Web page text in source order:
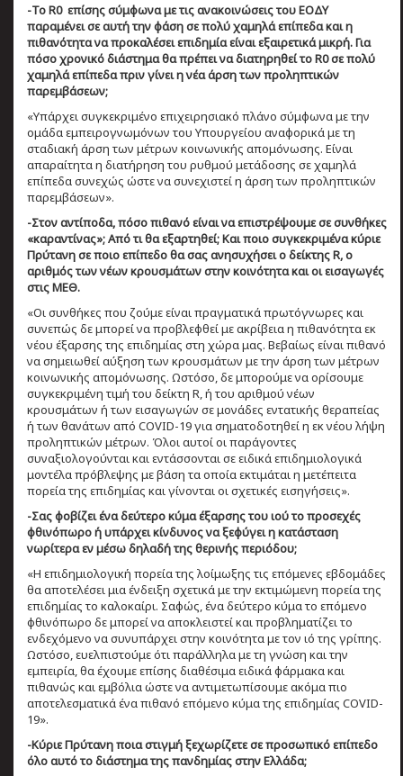
-Το R0 επίσης σύμφωνα με τις ανακοινώσεις του ΕΟΔΥ
παραμένει σε αυτή την φάση σε πολύ χαμηλά επίπεδα και η
πιθανότητα να προκαλέσει επιδημία είναι εξαιρετικά μικρή. Για
πόσο χρονικό διάστημα θα πρέπει να διατηρηθεί το R0 σε πολύ
χαμηλά επίπεδα πριν γίνει η νέα άρση των προληπτικών
παρεμβάσεων;
«Υπάρχει συγκεκριμένο επιχειρησιακό πλάνο σύμφωνα με την
ομάδα εμπειρογνωμόνων του Υπουργείου αναφορικά με τη
σταδιακή άρση των μέτρων κοινωνικής απομόνωσης. Είναι
απαραίτητα η διατήρηση του ρυθμού μετάδοσης σε χαμηλά
επίπεδα συνεχώς ώστε να συνεχιστεί η άρση των προληπτικών
παρεμβάσεων».
-Στον αντίποδα, πόσο πιθανό είναι να επιστρέψουμε σε συνθήκες
«καραντίνας»; Από τι θα εξαρτηθεί; Και ποιο συγκεκριμένα κύριε
Πρύτανη σε ποιο επίπεδο θα σας ανησυχήσει ο δείκτης R, ο
αριθμός των νέων κρουσμάτων στην κοινότητα και οι εισαγωγές
στις ΜΕΘ.
«Οι συνθήκες που ζούμε είναι πραγματικά πρωτόγνωρες και
συνεπώς δε μπορεί να προβλεφθεί με ακρίβεια η πιθανότητα εκ
νέου έξαρσης της επιδημίας στη χώρα μας. Βεβαίως είναι πιθανό
να σημειωθεί αύξηση των κρουσμάτων με την άρση των μέτρων
κοινωνικής απομόνωσης. Ωστόσο, δε μπορούμε να ορίσουμε
συγκεκριμένη τιμή του δείκτη R, ή του αριθμού νέων
κρουσμάτων ή των εισαγωγών σε μονάδες εντατικής θεραπείας
ή των θανάτων από COVID-19 για σηματοδοτηθεί η εκ νέου λήψη
προληπτικών μέτρων. Όλοι αυτοί οι παράγοντες
συναξιολογούνται και εντάσσονται σε ειδικά επιδημιολογικά
μοντέλα πρόβλεψης με βάση τα οποία εκτιμάται η μετέπειτα
πορεία της επιδημίας και γίνονται οι σχετικές εισηγήσεις».
-Σας φοβίζει ένα δεύτερο κύμα έξαρσης του ιού το προσεχές
φθινόπωρο ή υπάρχει κίνδυνος να ξεφύγει η κατάσταση
νωρίτερα εν μέσω δηλαδή της θερινής περιόδου;
«Η επιδημιολογική πορεία της λοίμωξης τις επόμενες εβδομάδες
θα αποτελέσει μια ένδειξη σχετικά με την εκτιμώμενη πορεία της
επιδημίας το καλοκαίρι. Σαφώς, ένα δεύτερο κύμα το επόμενο
φθινόπωρο δε μπορεί να αποκλειστεί και προβληματίζει το
ενδεχόμενο να συνυπάρχει στην κοινότητα με τον ιό της γρίπης.
Ωστόσο, ευελπιστούμε ότι παράλληλα με τη γνώση και την
εμπειρία, θα έχουμε επίσης διαθέσιμα ειδικά φάρμακα και
πιθανώς και εμβόλια ώστε να αντιμετωπίσουμε ακόμα πιο
αποτελεσματικά ένα πιθανό επόμενο κύμα της επιδημίας COVID-
19».
-Κύριε Πρύτανη ποια στιγμή ξεχωρίζετε σε προσωπικό επίπεδο
όλο αυτό το διάστημα της πανδημίας στην Ελλάδα;